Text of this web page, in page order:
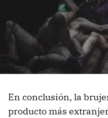
En conclusión, la
producto más